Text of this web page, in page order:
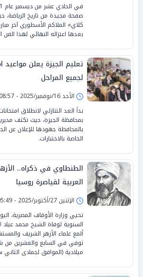
صفحة مجيدة من تاريخ
كلاي» الملاكم الأسطوري آخر
بعدها اعتزاله النهائي لهذا الفن
تعليم الجيزة يعلن مواعيد
لجميع المراحل
الأحد 16/نوفمبر/2025 - 08:57 م
بمحافظة الجيزة، حيث تكثف
بالمحافظة جهودها للإعلان عن
الخاصة بالاختبارات.
الطنطاوي في ذكراه..
العربية لقياصرة روسيا
الإثنين 27/أكتوبر/2025 - 05:49 م
تحيي وزارة الأوقاف المصرية،
السنوية لوفاة الشيخ محمد
ألمع علماء الأزهر الشريف
ميلادية (الموافق لجمادى الثاني سنة 1278